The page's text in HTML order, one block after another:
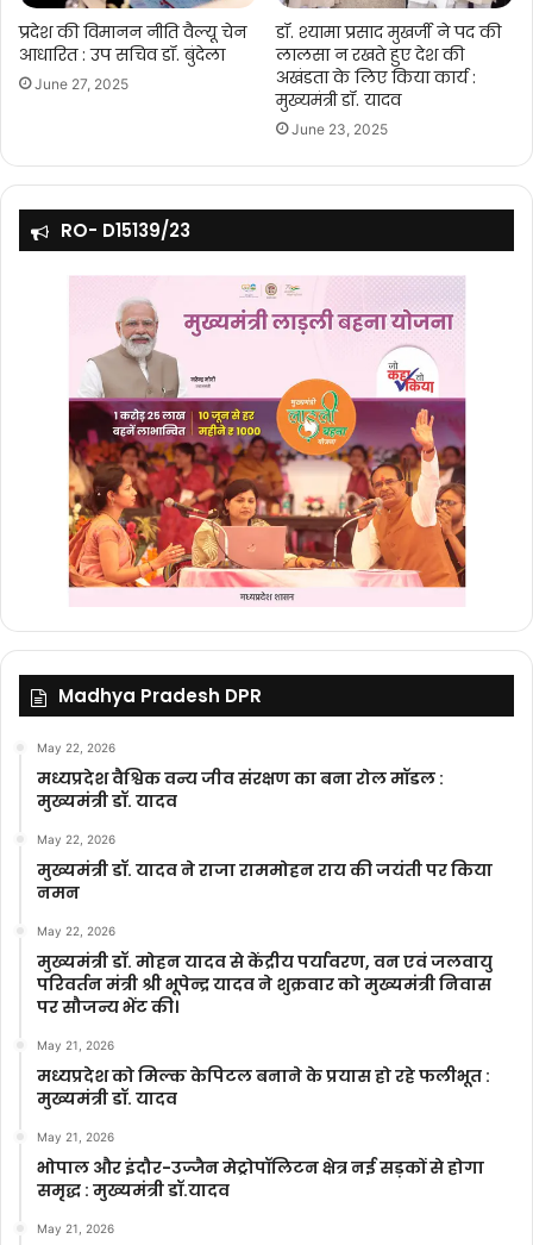
प्रदेश की विमानन नीति वैल्यू चेन
आधारित : उप सचिव डॉ. बुंदेला
June 27, 2025
डॉ. श्यामा प्रसाद मुखर्जी ने पद की
लालसा न रखते हुए देश की
अखंडता के लिए किया कार्य :
मुख्यमंत्री डॉ. यादव
June 23, 2025
RO- D15139/23
Madhya Pradesh DPR
May 22, 2026
मध्यप्रदेश वैश्विक वन्य जीव संरक्षण का बना रोल मॉडल :
मुख्यमंत्री डॉ. यादव
May 22, 2026
मुख्यमंत्री डॉ. यादव ने राजा राममोहन राय की जयंती पर किया
नमन
May 22, 2026
मुख्यमंत्री डॉ. मोहन यादव से केंद्रीय पर्यावरण, वन एवं जलवायु
परिवर्तन मंत्री श्री भूपेन्द्र यादव ने शुक्रवार को मुख्यमंत्री निवास
पर सौजन्य भेंट की।
May 21, 2026
मध्यप्रदेश को मिल्क केपिटल बनाने के प्रयास हो रहे फलीभूत :
मुख्यमंत्री डॉ. यादव
May 21, 2026
भोपाल और इंदौर-उज्जैन मेट्रोपॉलिटन क्षेत्र नई सड़कों से होगा
समृद्ध : मुख्यमंत्री डॉ.यादव
May 21, 2026